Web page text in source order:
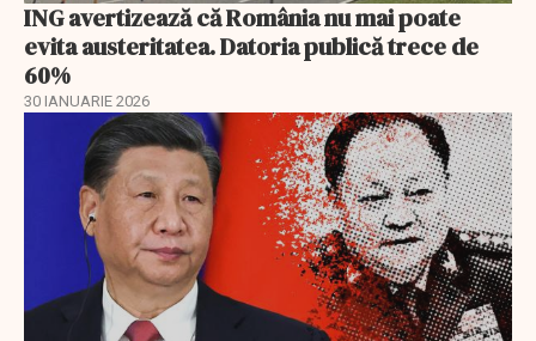
ING avertizează că România nu mai poate
evita austeritatea. Datoria publică trece de
60%
30 IANUARIE 2026